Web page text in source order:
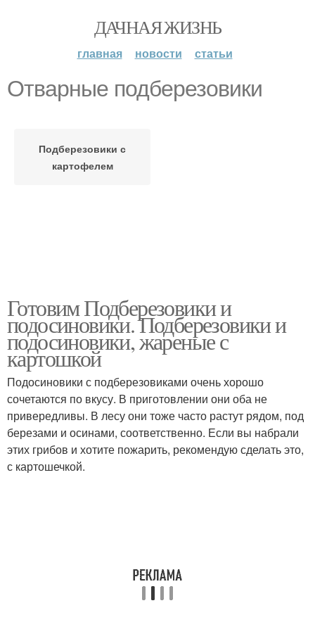
ДАЧНАЯ ЖИЗНЬ
главная новости статьи
Отварные подберезовики
Подберезовики с
картофелем
Готовим Подберезовики и
подосиновики. Подберезовики и
подосиновики, жареные с
картошкой
Подосиновики с подберезовиками очень хорошо
сочетаются по вкусу. В приготовлении они оба не
привередливы. В лесу они тоже часто растут рядом, под
березами и осинами, соответственно. Если вы набрали
этих грибов и хотите пожарить, рекомендую сделать это,
с картошечкой.